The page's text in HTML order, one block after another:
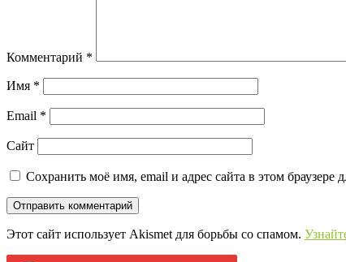
Комментарий *
Имя *
Email *
Сайт
Сохранить моё имя, email и адрес сайта в этом
Этот сайт использует Akismet для борьбы со спамом.